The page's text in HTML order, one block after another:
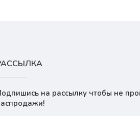
на рассылку чтобы не